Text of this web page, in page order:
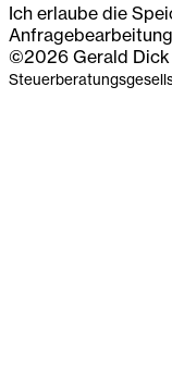
Ich erlaube die
©2026 Gerald Dick